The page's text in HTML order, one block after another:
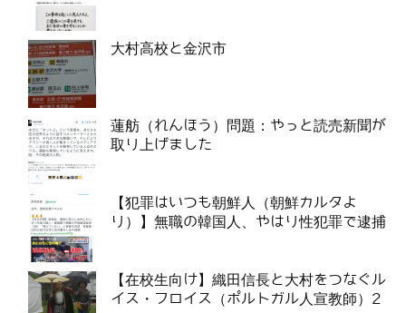
大村高校と金沢市
蓮舫（れんほう）問題：やっと読売新聞が
取り上げました
【犯罪はいつも朝鮮人（朝鮮カルタよ
り）】無職の韓国人、やはり性犯罪で逮捕
【在校生向け】織田信長と大村をつなぐル
イス・フロイス（ポルトガル人宣教師）2